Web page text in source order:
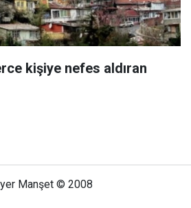
kişiye nefes aldıran
Manşet © 2008